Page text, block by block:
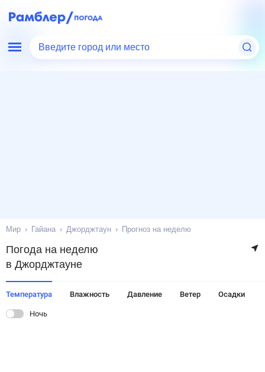
Введите город или место
Мир Гайана Джорджтаун Прогноз на неделю
Погода на неделю
в Джорджтауне
Температура Влажность Давление Ветер Осадки
Ночь